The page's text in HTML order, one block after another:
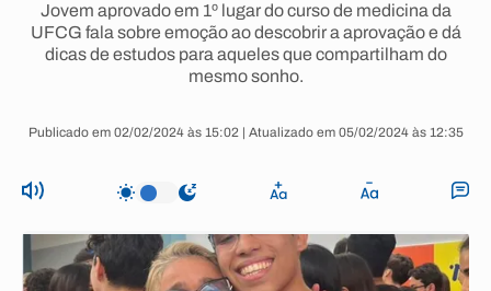
Jovem aprovado em 1º lugar do curso de medicina da
UFCG fala sobre emoção ao descobrir a aprovação e dá
dicas de estudos para aqueles que compartilham do
mesmo sonho.
Publicado em 02/02/2024 às 15:02 | Atualizado em 05/02/2024 às 12:35